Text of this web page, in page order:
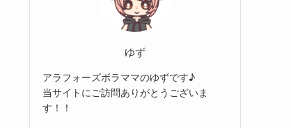
ゆず
アラフォーズボラママのゆずです♪
当サイトにご訪問ありがとうございま
す！！